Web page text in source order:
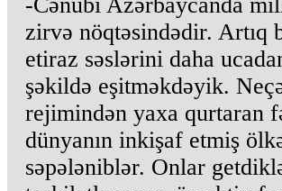
zirvə nöqtəsindədir. Artıq
etiraz səslərini daha
şəkildə eşitməkdəyik.
rejimindən yaxa qurtaran
dünyanın inkişaf etmiş
səpələniblər. Onlar